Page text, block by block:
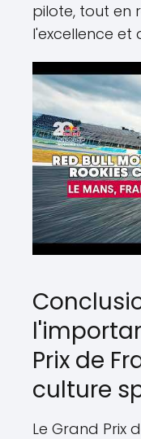
pilote, tout en
l'excellence et
Prix de
culture
Le Grand Prix